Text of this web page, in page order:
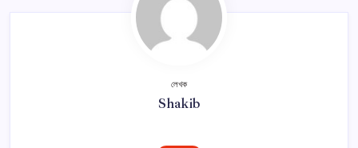
লেখক
Shakib